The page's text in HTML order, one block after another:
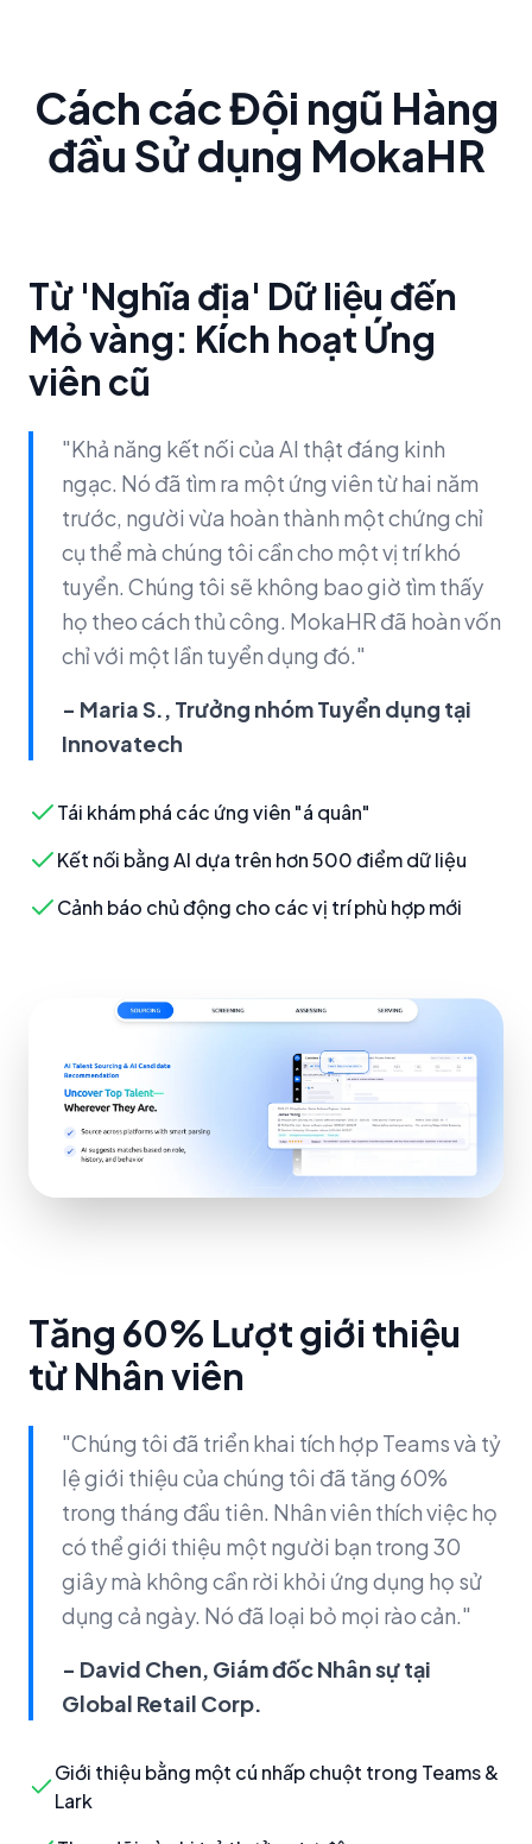
Cách các Đội ngũ Hàng
đầu Sử dụng MokaHR
Từ 'Nghĩa địa' Dữ liệu đến
Mỏ vàng: Kích hoạt Ứng
viên cũ
"Khả năng kết nối của AI thật đáng kinh
ngạc. Nó đã tìm ra một ứng viên từ hai năm
trước, người vừa hoàn thành một chứng chỉ
cụ thể mà chúng tôi cần cho một vị trí khó
tuyển. Chúng tôi sẽ không bao giờ tìm thấy
họ theo cách thủ công. MokaHR đã hoàn vốn
chỉ với một lần tuyển dụng đó."
- Maria S., Trưởng nhóm Tuyển dụng tại
Innovatech
Tái khám phá các ứng viên "á quân"
Kết nối bằng AI dựa trên hơn 500 điểm dữ liệu
Cảnh báo chủ động cho các vị trí phù hợp mới
Tăng 60% Lượt giới thiệu
từ Nhân viên
"Chúng tôi đã triển khai tích hợp Teams và tỷ
lệ giới thiệu của chúng tôi đã tăng 60%
trong tháng đầu tiên. Nhân viên thích việc họ
có thể giới thiệu một người bạn trong 30
giây mà không cần rời khỏi ứng dụng họ sử
dụng cả ngày. Nó đã loại bỏ mọi rào cản."
- David Chen, Giám đốc Nhân sự tại
Global Retail Corp.
Giới thiệu bằng một cú nhấp chuột trong Teams &
Lark